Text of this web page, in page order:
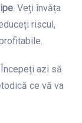
. Veți învăța
riscul,
azi să
ce vă va